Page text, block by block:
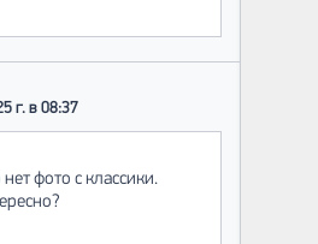
г. в 08:37
фото с классики.